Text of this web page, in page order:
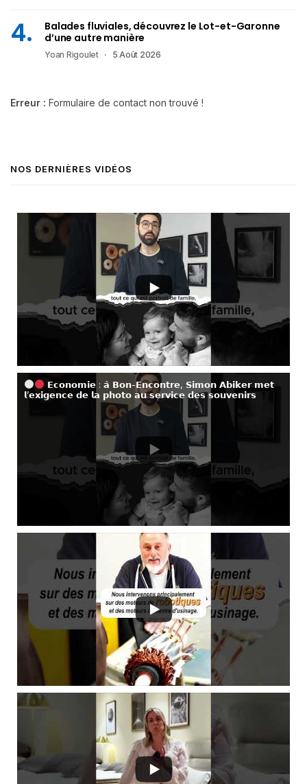
Balades fluviales, découvrez le Lot-et-Garonne
d’une autre manière
Yoan Rigoulet 5 Août 2026
Erreur : Formulaire de contact non trouvé !
NOS DERNIÈRES VIDÉOS
𝗘𝗰𝗼𝗻𝗼𝗺𝗶𝗲 : 𝗮̀ 𝗕𝗼𝗻-𝗘𝗻𝗰𝗼𝗻𝘁𝗿𝗲, 𝗦𝗶𝗺𝗼𝗻 𝗔𝗯𝗶𝗸𝗲𝗿 𝗺𝗲𝘁
𝗹’𝗲𝘅𝗶𝗴𝗲𝗻𝗰𝗲 𝗱𝗲 𝗹𝗮 𝗽𝗵𝗼𝘁𝗼 𝗮𝘂 𝘀𝗲𝗿𝘃𝗶𝗰𝗲 𝗱𝗲𝘀 𝘀𝗼𝘂𝘃𝗲𝗻𝗶𝗿𝘀